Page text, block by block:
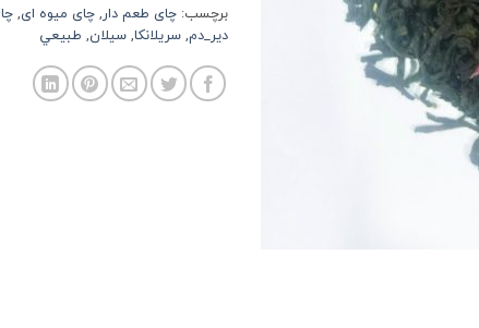
برچسب: چای طعم دار,چای میوه ای,
دير_دم,سريلانكا,سيلان, طبيعي